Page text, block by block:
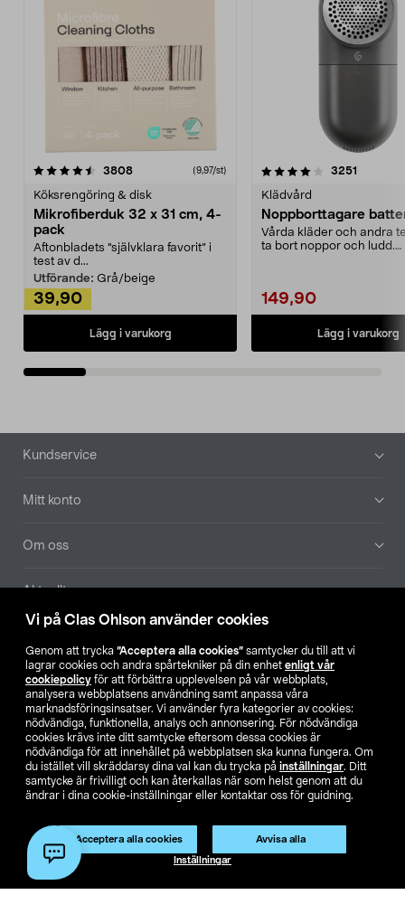
Vi på Clas Ohlson använder cookies
Genom att trycka ”Acceptera alla cookies” samtycker du till att vi
lagrar cookies och andra spårtekniker på din enhet enligt vår
cookiepolicy för att förbättra upplevelsen på vår webbplats,
analysera webbplatsens användning samt anpassa våra
marknadsföringsinsatser. Vi använder fyra kategorier av cookies:
nödvändiga, funktionella, analys och annonsering. För nödvändiga
cookies krävs inte ditt samtycke eftersom dessa cookies är
nödvändiga för att innehållet på webbplatsen ska kunna fungera. Om
du istället vill skräddarsy dina val kan du trycka på inställningar. Ditt
samtycke är frivilligt och kan återkallas när som helst genom att du
ändrar i dina cookie-inställningar eller kontaktar oss för guidning.
Acceptera alla cookies Avvisa alla
Inställningar
3808recensioner (9,97/st)
Köksrengöring & disk
Mikrofiberduk 32 x 31 cm, 4-
pack
Aftonbladets "självklara favorit” i
test av d...
Utförande: Grå/beige
39,90
Lägg i varukorg
4.0av 5 stjärnor 3251
Klädvård
Noppborttagare
Vårda kläder och andra
ta bort noppor och ludd.
149,90
Lägg i varukorg
4.5av 5 stjärnor
Sidfot
Kundservice
Mitt konto
Om oss
Aktuellt
Hitta butik
SE NO FI
Köpvillkor Privacy statement Klubbvillkor
För företag
Ändra till priser exklusive moms